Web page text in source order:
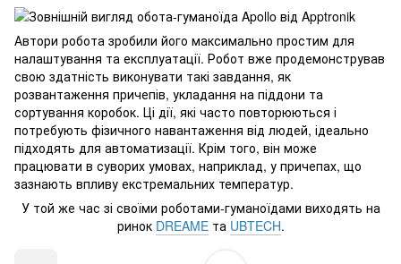
Автори робота зробили його максимально простим для
налаштування та експлуатації. Робот вже продемонстрував
свою здатність виконувати такі завдання, як
розвантаження причепів, укладання на піддони та
сортування коробок. Ці дії, які часто повторюються і
потребують фізичного навантаження від людей, ідеально
підходять для автоматизації. Крім того, він може
працювати в суворих умовах, наприклад, у причепах, що
зазнають впливу екстремальних температур.
У той же час зі своїми роботами-гуманоїдами виходять на
ринок DREAMEта UBTECH.